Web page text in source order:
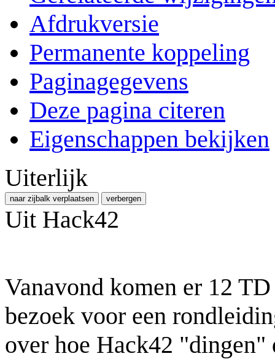
Afdrukversie
Permanente koppeling
Paginagegevens
Deze pagina citeren
Eigenschappen bekijken
Uiterlijk
naar zijbalk verplaatsen verbergen
Uit Hack42
Vanavond komen er 12
bezoek voor een
over hoe Hack42 "dingen"